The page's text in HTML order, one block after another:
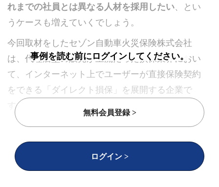
れまでの社員とは異なる人材を採用したい、とい
うケースも増えていくでしょう。
今回取材をしたセゾン自動車火災保険株式会社
は、代理店型の販売が主流だった損保業界におい
て、インターネット上でユーザーが直接保険契約
をできる「ダイレクト損保」を展開する企業で
す。大きなポテンシャルを秘めたこの分野で、新
しい取り組みにチャレンジできる人材の獲得が必
従来の採用手法から戦略的な採用へ切り替える
中、専門性の高いパラレルワーカーの活用をスタ
事例を読む前にログインしてください。
無料会員登録 >
ログイン >